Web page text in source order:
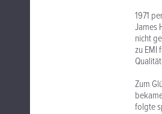
1971
James
nicht
zu EMI
Zum
folgte